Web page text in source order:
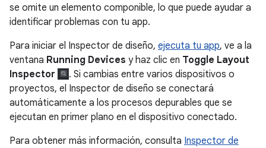
se omite un elemento componible, lo que puede ayudar a
identificar problemas con tu app.
Para iniciar el Inspector de diseño, ejecuta tu app, ve a la
ventana Running Devices y haz clic en Toggle Layout
Inspector
. Si cambias entre varios dispositivos o
proyectos, el Inspector de diseño se conectará
automáticamente a los procesos depurables que se
ejecutan en primer plano en el dispositivo conectado.
Para obtener más información, consulta Inspector de